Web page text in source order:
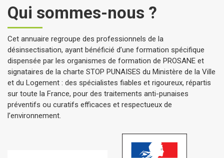
Qui sommes-nous ?
Cet annuaire regroupe des professionnels de la
désinsectisation, ayant bénéficié d’une formation spécifique
dispensée par les organismes de formation de PROSANE et
signataires de la charte STOP PUNAISES du Ministère de la Ville
et du Logement : des spécialistes fiables et rigoureux, répartis
sur toute la France, pour des traitements anti-punaises
préventifs ou curatifs efficaces et respectueux de
l’environnement.